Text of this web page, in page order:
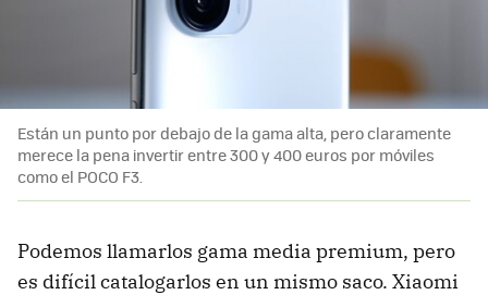
Están un punto por debajo de la gama alta, pero claramente
merece la pena invertir entre 300 y 400 euros por móviles
como el POCO F3.
Podemos llamarlos gama media premium, pero
es difícil catalogarlos en un mismo saco. Xiaomi